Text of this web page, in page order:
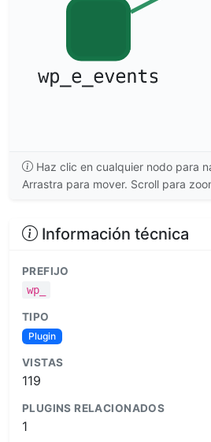
Haz clic en cualquier nodo para
Arrastra para mover. Scroll para
Información técnica
PREFIJO
wp_
TIPO
Plugin
VISTAS
119
PLUGINS RELACIONADOS
1